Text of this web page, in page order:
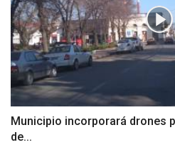
Municipio incorporará drones
de...